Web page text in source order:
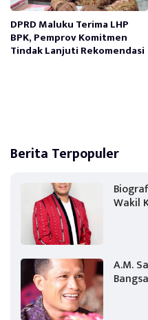
DPRD Maluku Terima LHP
BPK, Pemprov Komitmen
Tindak Lanjuti Rekomendasi
Berita Terpopuler
Wakil
A.M.